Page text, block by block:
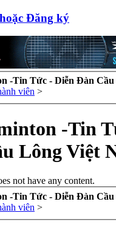
Đăng ký
-Tin Tức - Diễn Đàn
viên >
-Tin
Lông Việt
not have any content.
-Tin Tức - Diễn Đàn
viên >